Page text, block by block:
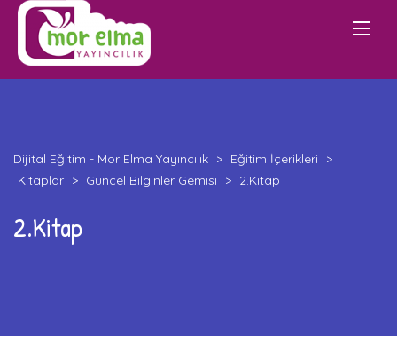
Dijital Eğitim - Mor Elma Yayıncılık > Eğitim İçerikleri
>
Kitaplar > Güncel Bilginler Gemisi > 2.Kitap
2.Kitap